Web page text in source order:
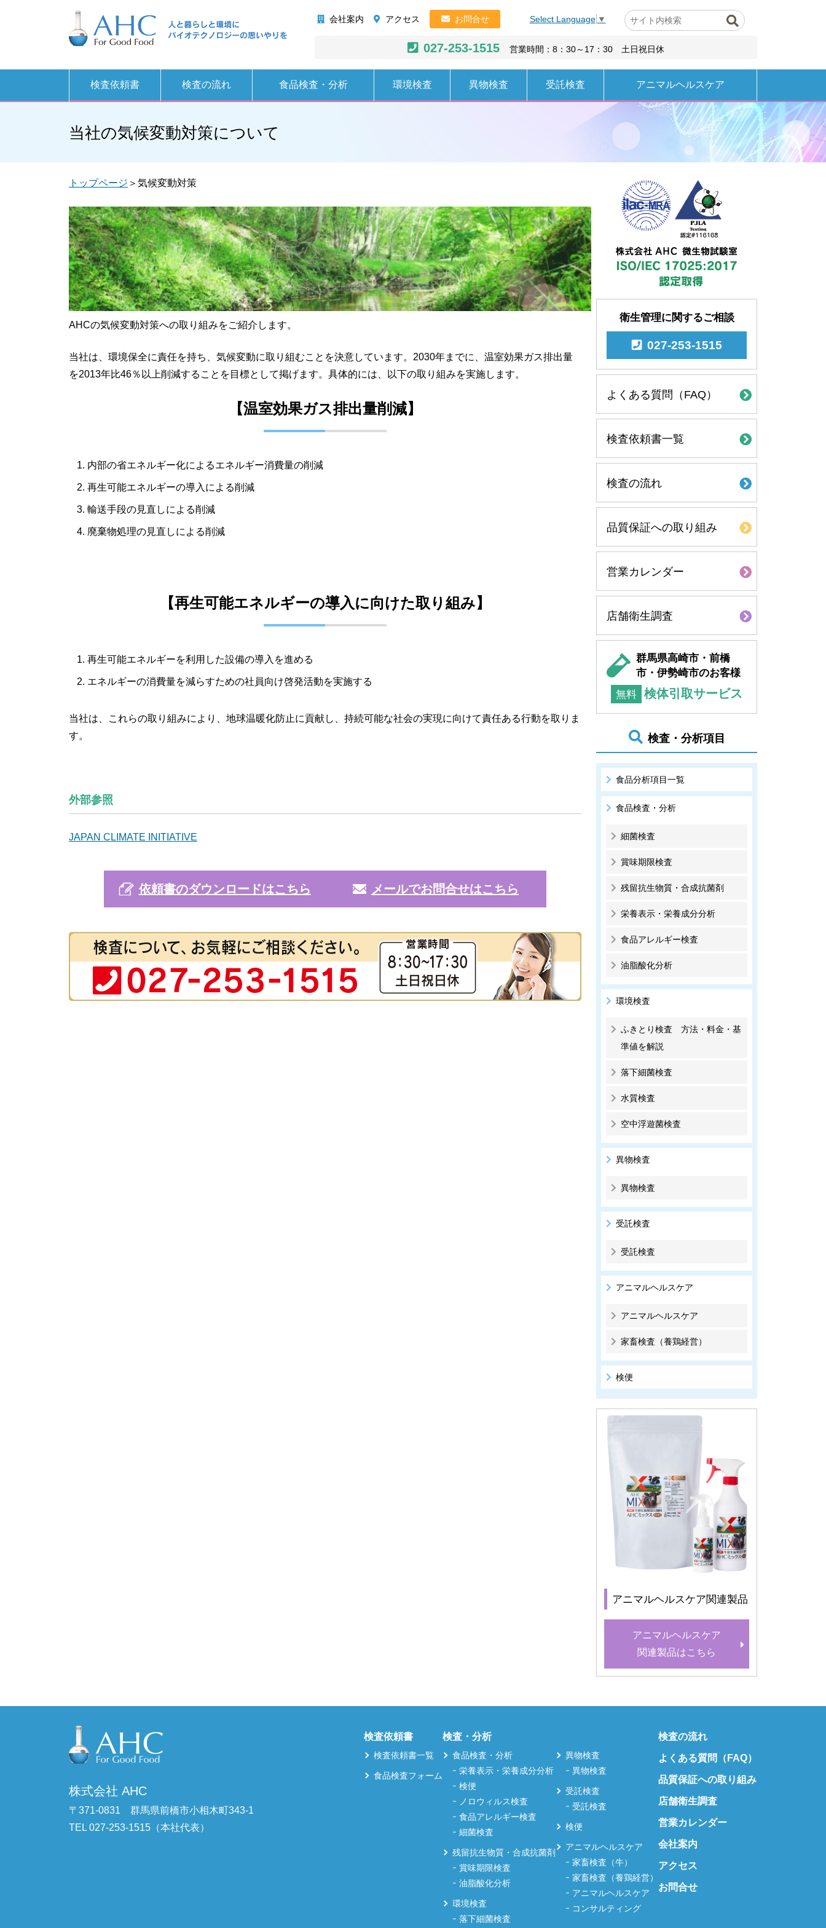
株式会社AHC
会社案内 アクセス お問合せ Select Language ▼
027-253-1515 営業時間：8：30～17：30 土日祝日休
検査依頼書 検査の流れ 食品検査・分析 環境検査 異物検査 受託検査 アニマルヘルスケア
当社の気候変動対策について
トップページ ＞気候変動対策
AHCの気候変動対策への取り組みをご紹介します。
当社は、環境保全に責任を持ち、気候変動に取り組むことを決意しています。2030年までに、温室効果ガス排出量
を2013年比46％以上削減することを目標として掲げます。具体的には、以下の取り組みを実施します。
【温室効果ガス排出量削減】
内部の省エネルギー化によるエネルギー消費量の削減
再生可能エネルギーの導入による削減
輸送手段の見直しによる削減
廃棄物処理の見直しによる削減
【再生可能エネルギーの導入に向けた取り組み】
再生可能エネルギーを利用した設備の導入を進める
エネルギーの消費量を減らすための社員向け啓発活動を実施する
当社は、これらの取り組みにより、地球温暖化防止に貢献し、持続可能な社会の実現に向けて責任ある行動を取りま
す。
外部参照
JAPAN CLIMATE INITIATIVE
依頼書のダウンロードはこちら メールでお問合せはこちら
衛生管理に関するご相談
027-253-1515
よくある質問（FAQ）
検査依頼書一覧
検査の流れ
品質保証への取り組み
営業カレンダー
店舗衛生調査
群馬県高崎市・前橋
市・伊勢崎市のお客様
無料 検体引取サービス
検査・分析項目
食品分析項目一覧
食品検査・分析
細菌検査
賞味期限検査
残留抗生物質・合成抗菌剤
栄養表示・栄養成分分析
食品アレルギー検査
油脂酸化分析
環境検査
ふきとり検査 方法・料金・基
準値を解説
落下細菌検査
水質検査
空中浮遊菌検査
異物検査
異物検査
受託検査
受託検査
アニマルヘルスケア
アニマルヘルスケア
家畜検査（養鶏経営）
検便
アニマルヘルスケア関連製品
アニマルヘルスケア
関連製品はこちら
検査依頼書
検査依頼書一覧
食品検査フォーム
検査・分析
食品検査・分析
栄養表示・栄養成分分析
検便
ノロウィルス検査
食品アレルギー検査
細菌検査
残留抗生物質・合成抗菌剤
賞味期限検査
油脂酸化分析
環境検査
落下細菌検査
異物検査
異物検査
受託検査
受託検査
検便
アニマルヘルスケア
家畜検査（牛）
家畜検査（養鶏経営）
アニマルヘルスケア
コンサルティング
検査の流れ
よくある質問（FAQ）
品質保証への取り組み
店舗衛生調査
営業カレンダー
会社案内
アクセス
お問合せ
株式会社 AHC
〒371-0831 群馬県前橋市小相木町343-1
TEL 027-253-1515（本社代表）